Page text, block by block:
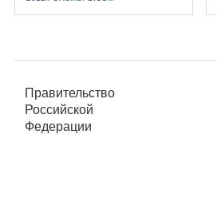
Правительство
Российской
Федерации